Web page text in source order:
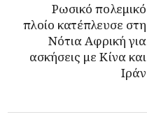
Ρωσικό πολεμικό
πλοίο κατέπλευσε στη
Νότια Αφρική για
ασκήσεις με Κίνα και
Ιράν